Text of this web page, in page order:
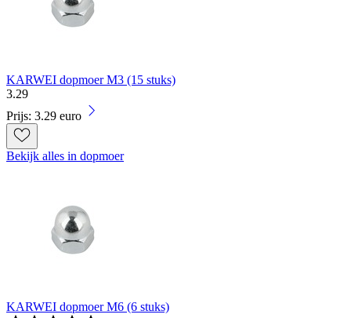
KARWEI dopmoer M3 (15 stuks)
3.29
Prijs: 3.29 euro
Bekijk alles in dopmoer
KARWEI dopmoer M6 (6 stuks)